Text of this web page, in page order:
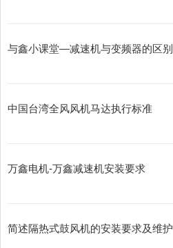
与鑫小课堂—减速机与变频器的区别
中国台湾全风风机马达执行标准
万鑫电机-万鑫减速机安装要求
简述隔热式鼓风机的安装要求及维护